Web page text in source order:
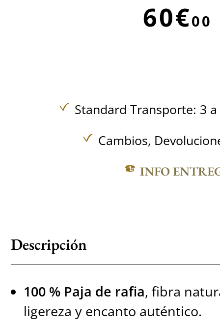
60€00
Standard Transporte: 3
Cambios,
INFO
Descripción
100 % Paja de rafia, fibra
ligereza y encanto auténtico.